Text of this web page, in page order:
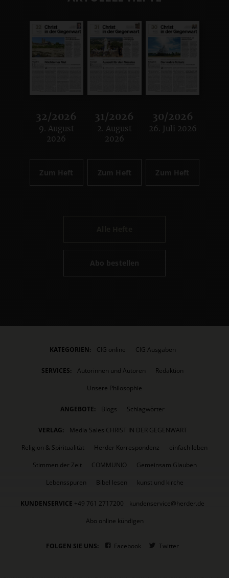
32/2026
:
9. August
2026
Zum Heft
31/2026
:
2. August
2026
Zum Heft
30/2026
:
26. Juli 2026
Zum Heft
Abo bestellen
KATEGORIEN: CIG online CIG Ausgaben
SERVICES: Autorinnen und Autoren
Redaktion
Unsere Philosophie
ANGEBOTE: Blogs Schlagwörter
VERLAG:
Media Sales CHRIST IN DER GEGENWART
Religion & Spiritualität
Herder Korrespondenz
einfach leben
Stimmen der Zeit
COMMUNIO
Gemeinsam Glauben
Lebensspuren
Bibel lesen kunst und kirche
KUNDENSERVICE +49 761 2717200
kundenservice@herder.de
Abo online kündigen
FOLGEN SIE UNS: Facebook Twitter